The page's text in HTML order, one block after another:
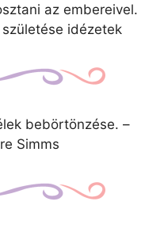
az embereivel.
idézetek
bebörtönzése. –
Simms